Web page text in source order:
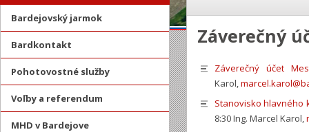
Bardejovský jarmok
Bardkontakt
Pohotovostné služby
Voľby a referendum
MHD v Bardejove
Záverečný
Záverečný účet
Karol,
Stanovisko hlavného
8:30 Ing. Marcel Karol,